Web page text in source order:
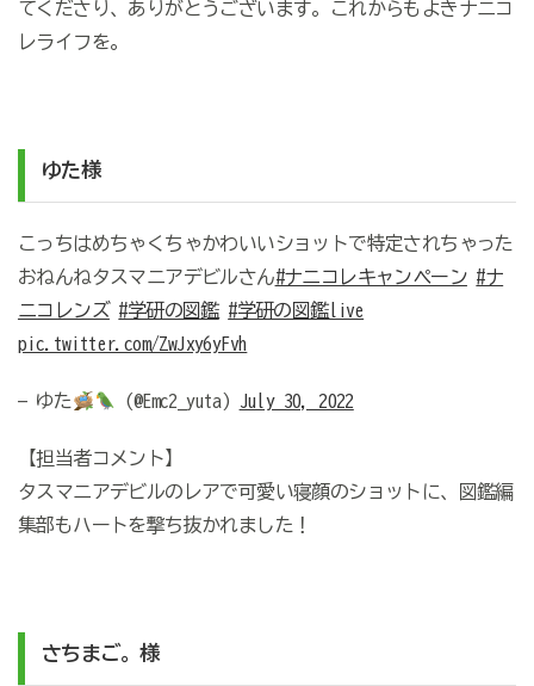
てくださり、ありがとうございます。これからもよきナニコ
レライフを。
ゆた様
こっちはめちゃくちゃかわいいショットで特定されちゃった
おねんねタスマニアデビルさん#ナニコレキャンペーン #ナ
ニコレンズ #学研の図鑑 #学研の図鑑live
pic.twitter.com/ZwJxy6yFvh
— ゆた (@Emc2_yuta) July 30, 2022
【担当者コメント】
タスマニアデビルのレアで可愛い寝顔のショットに、図鑑編
集部もハートを撃ち抜かれました！
さちまご。様